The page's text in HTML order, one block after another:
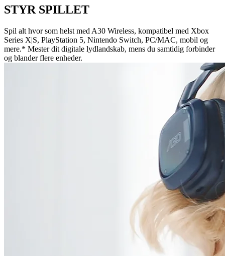
STYR SPILLET
Spil alt hvor som helst med A30 Wireless, kompatibel med Xbox
Series X|S, PlayStation 5, Nintendo Switch, PC/MAC, mobil og
mere.* Mester dit digitale lydlandskab, mens du samtidig forbinder
og blander flere enheder.